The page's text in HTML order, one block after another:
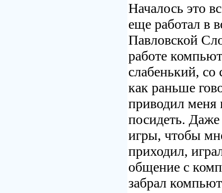
Началось это
еще работал в
Павловской
работе
слабенький,
как раньше
приводил меня
посидеть.
игры, чтобы
приходил,
общение с
забрал